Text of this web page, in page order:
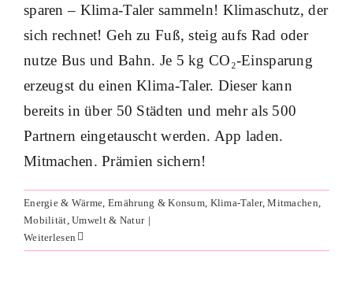
sparen – Klima-Taler sammeln! Klimaschutz, der
sich rechnet! Geh zu Fuß, steig aufs Rad oder
nutze Bus und Bahn. Je 5 kg CO₂-Einsparung
erzeugst du einen Klima-Taler. Dieser kann
bereits in über 50 Städten und mehr als 500
Partnern eingetauscht werden. App laden.
Mitmachen. Prämien sichern!
Energie & Wärme Ernährung & Konsum Klima-Taler,Mitmachen
Mobilität ,Umwelt & Natur |
Weiterlesen
Leitungs­wasser zelebrieren – mit a
tip: tap e.V.
Ernährung & Konsum Mitmachen